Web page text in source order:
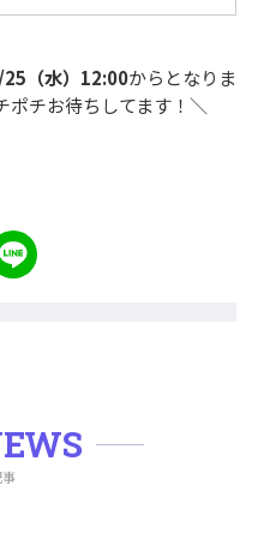
（水）12:00からとなりま
ポチお待ちしてます！＼
事